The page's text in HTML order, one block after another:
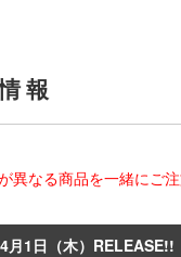
報
異なる商品を一緒にご
月1日（木）RELEASE!!